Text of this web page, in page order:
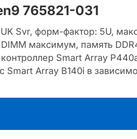
765821-031
Svr, форм-фактор: 5U,
максимум, память
Smart Array
Smart Array B140i в